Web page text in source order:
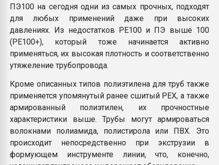
ПЭ100 на сегодня одни из самых прочных, подходят
для любых применений даже при высоких
давлениях. Из недостатков PE100 и ПЭ выше 100
(PE100+), который тоже начинается активно
применяться, их высокая плотность и соответственно
утяжеление трубопровода.
Кроме описанных типов полиэтилена для труб также
применяется упомянутый ранее сшитый PEX, а также
армированный полиэтилен, их прочностные
характеристики выше. Трубы могут армироваться
волокнами полиамида, полистирола или ПВХ. Это
происходит непосредственно при экструзии в
формующем инструменте линии, что, конечно,